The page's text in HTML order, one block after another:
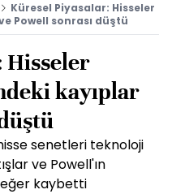
Küresel Piyasalar: Hisseler
Powell sonrası düştü
Hisseler
kayıplar
senetleri teknoloji
ve Powell'ın
kaybetti